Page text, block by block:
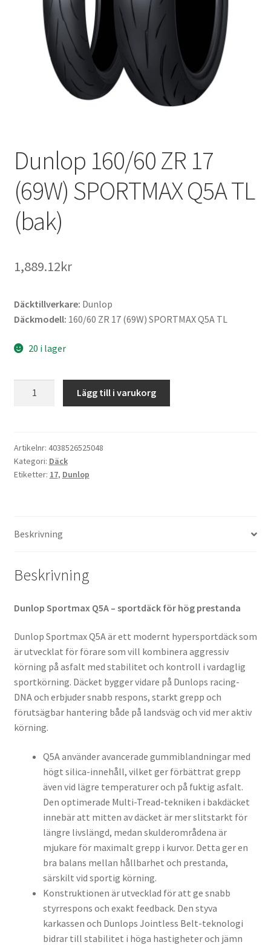
Dunlop 160/60 ZR 17
(69W) SPORTMAX Q5A TL
(bak)
1,889.12kr
Däcktillverkare: Dunlop
Däckmodell: 160/60 ZR 17 (69W) SPORTMAX Q5A TL
20 i lager
(69W)
SPORTMAX
Q5A
Lägg till i varukorg
Artikelnr: 4038526525048
Kategori: Däck
Etiketter: 17, Dunlop
Beskrivning
Beskrivning
Dunlop Sportmax Q5A – sportdäck för hög prestanda
Dunlop Sportmax Q5A är ett modernt hypersportdäck som
är utvecklat för förare som vill kombinera aggressiv
körning på asfalt med stabilitet och kontroll i vardaglig
sportkörning. Däcket bygger vidare på Dunlops racing-
DNA och erbjuder snabb respons, starkt grepp och
förutsägbar hantering både på landsväg och vid mer aktiv
körning.
Q5A använder avancerade gummiblandningar med
högt silica-innehåll, vilket ger förbättrat grepp
även vid lägre temperaturer och på fuktig asfalt.
Den optimerade Multi-Tread-tekniken i bakdäcket
innebär att mitten av däcket är mer slitstarkt för
längre livslängd, medan skulderområdena är
mjukare för maximalt grepp i kurvor. Detta ger en
bra balans mellan hållbarhet och prestanda,
särskilt vid sportig körning.
Konstruktionen är utvecklad för att ge snabb
styrrespons och exakt feedback. Den styva
karkassen och Dunlops Jointless Belt-teknologi
bidrar till stabilitet i höga hastigheter och jämn